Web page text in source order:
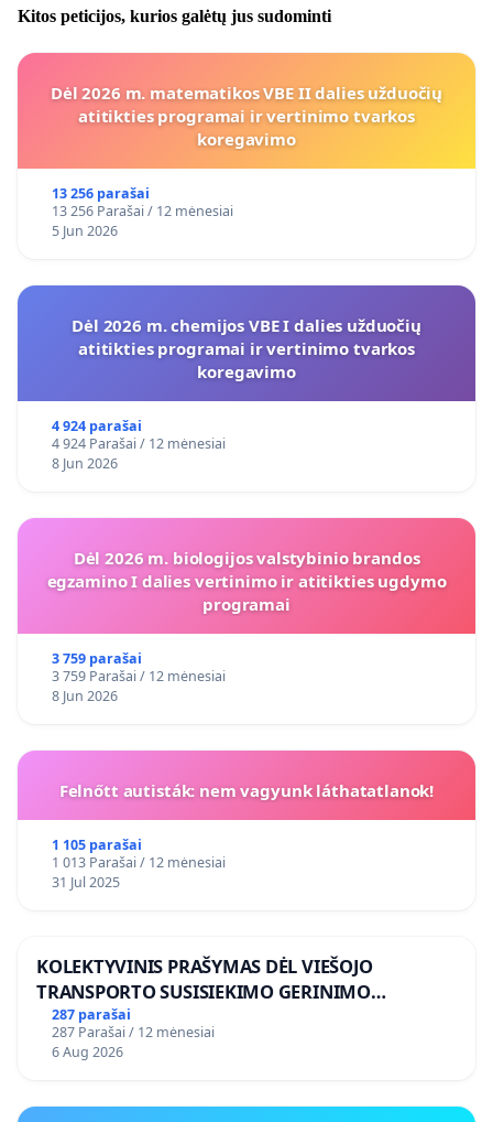
Kitos peticijos, kurios galėtų jus sudominti
Dėl 2026 m. matematikos VBE II dalies užduočių
atitikties programai ir vertinimo tvarkos
koregavimo
13 256 parašai
13 256 Parašai / 12 mėnesiai
5 Jun 2026
Dėl 2026 m. chemijos VBE I dalies užduočių
atitikties programai ir vertinimo tvarkos
koregavimo
4 924 parašai
4 924 Parašai / 12 mėnesiai
8 Jun 2026
Dėl 2026 m. biologijos valstybinio brandos
egzamino I dalies vertinimo ir atitikties ugdymo
programai
3 759 parašai
3 759 Parašai / 12 mėnesiai
8 Jun 2026
Felnőtt autisták: nem vagyunk láthatatlanok!
1 105 parašai
1 013 Parašai / 12 mėnesiai
31 Jul 2025
KOLEKTYVINIS PRAŠYMAS DĖL VIEŠOJO
TRANSPORTO SUSISIEKIMO GERINIMO
VOSYLIUKŲ KAIME
287 parašai
287 Parašai / 12 mėnesiai
6 Aug 2026